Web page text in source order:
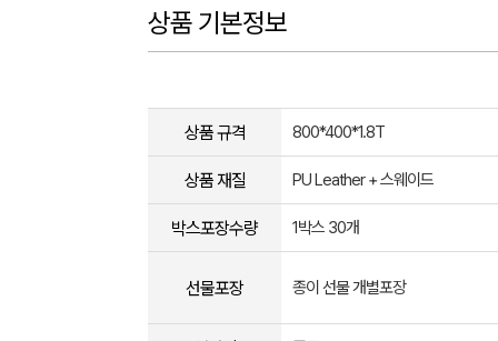
상품 기본정보
상품 규격 800*400*1.8T
상품 재질 PU Leather + 스웨이드
박스포장수량 1박스 30개
선물포장 종이 선물 개별포장